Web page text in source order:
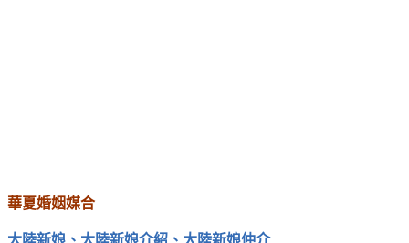
華夏婚姻媒合
大陸新娘 、 大陸新娘介紹 、 大陸新娘仲介